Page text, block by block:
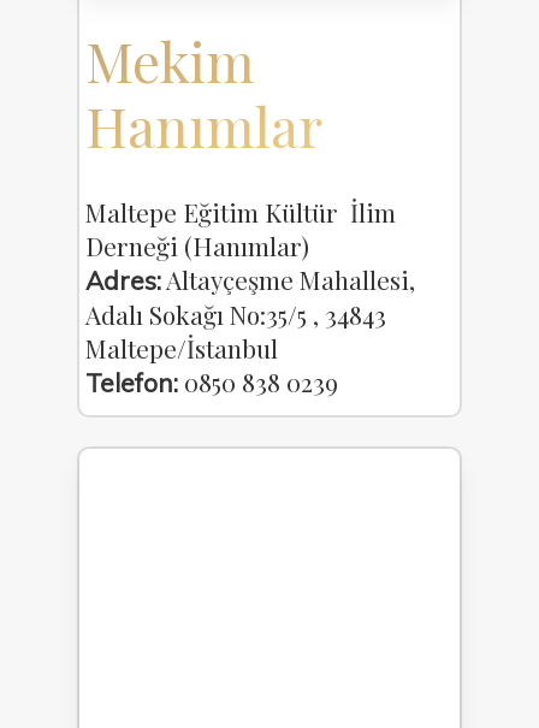
Mekim
Hanımlar
Maltepe Eğitim Kültür İlim
Derneği (Hanımlar)
Adres:Altayçeşme Mahallesi,
Adalı Sokağı No:35/5 , 34843
Maltepe/İstanbul
Telefon:0850 838 0239